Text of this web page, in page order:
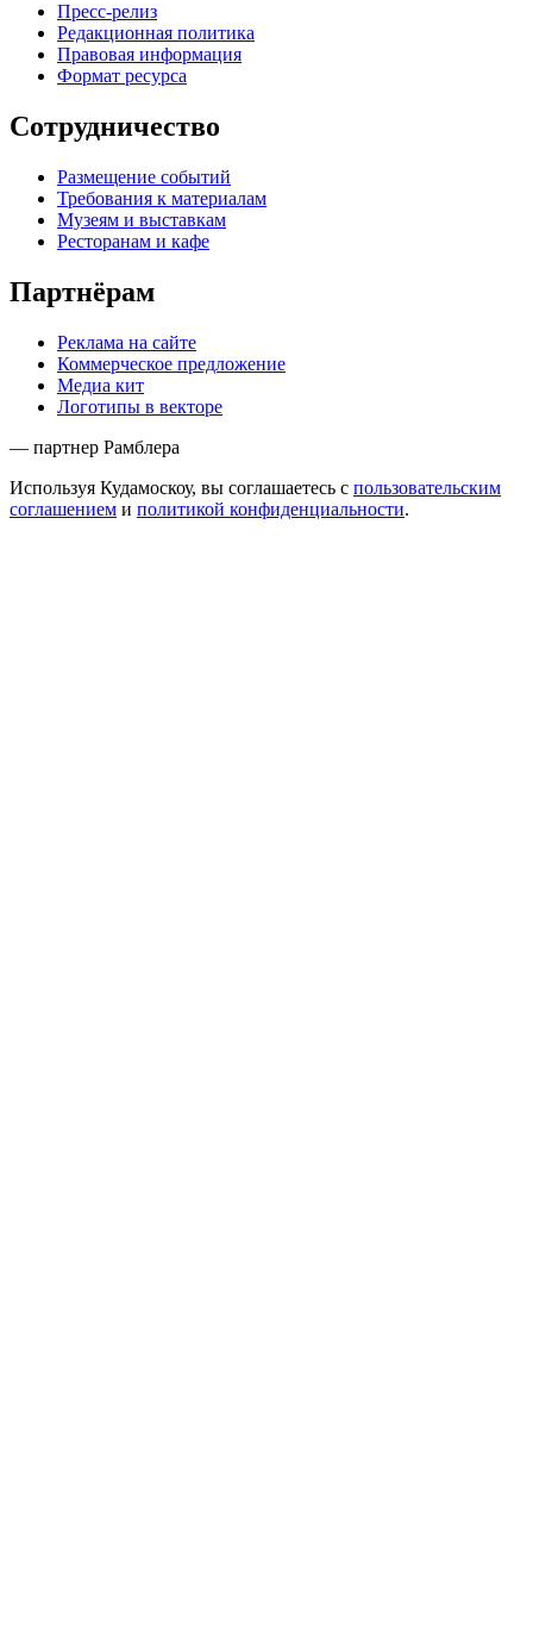
Пресс-релиз
Редакционная политика
Правовая информация
Формат ресурса
Сотрудничество
Размещение событий
Требования к материалам
Музеям и выставкам
Ресторанам и кафе
Партнёрам
Реклама на сайте
Коммерческое предложение
Медиа кит
Логотипы в векторе
— партнер Рамблера
Используя Кудамоскоу, вы соглашаетесь с пользовательским
соглашением и политикой конфиденциальности.